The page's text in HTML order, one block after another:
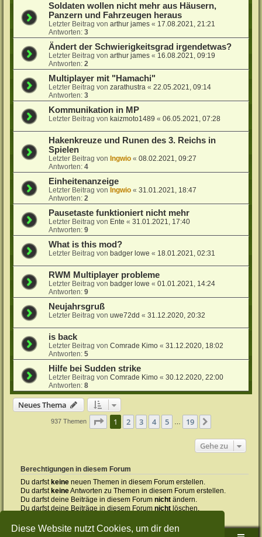
Diese Website nutzt Cookies, um dir den
Soldaten wollen nicht mehr aus Häusern,
Panzern und Fahrzeugen heraus
Letzter Beitrag vonarthur james « 17.08.2021, 21:21
Antworten:3
Ändert der Schwierigkeitsgrad irgendetwas?
Letzter Beitrag vonarthur james « 16.08.2021, 09:19
Antworten:2
Multiplayer mit "Hamachi"
Letzter Beitrag vonzarathustra «22.05.2021, 09:14
Antworten:3
Kommunikation in MP
Letzter Beitrag von kaizmoto1489 «06.05.2021, 07:28
Hakenkreuze und Runen des 3. Reichs in
Spielen
Letzter Beitrag von Ingwio «08.02.2021, 09:27
Antworten:4
Einheitenanzeige
Letzter Beitrag von Ingwio «31.01.2021, 18:47
Antworten:2
Pausetaste funktioniert nicht mehr
Letzter Beitrag von Ente «31.01.2021, 17:40
Antworten:9
What is this mod?
Letzter Beitrag von badger lowe « 18.01.2021, 02:31
RWM Multiplayer probleme
Letzter Beitrag von badger lowe «01.01.2021, 14:24
Antworten:9
Neujahrsgruß
Letzter Beitrag vonuwe72dd «31.12.2020, 20:32
is back
Letzter Beitrag vonComrade Kimo «31.12.2020, 18:02
Antworten:5
Hilfe bei Sudden strike
Letzter Beitrag vonComrade Kimo «30.12.2020, 22:00
Antworten:8
Neues Thema
937 Themen Seite 1von 19
1 2 3 4 5 19
Gehe zu
Berechtigungen in diesem Forum
Du darfst keine neuen Themen in diesem Forum erstellen.
Du darfst keineAntworten zu Themen in diesem Forum erstellen.
Du darfst deine Beiträge in diesem Forumnicht ändern.
Du darfst deine Beiträge in diesem Forumnicht löschen.